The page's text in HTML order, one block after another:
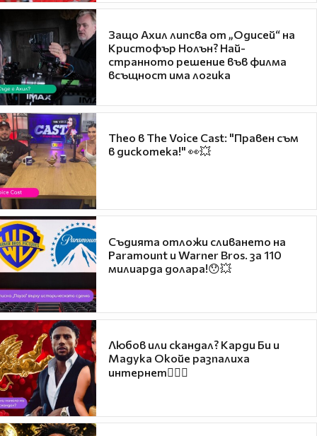
Защо Ахил липсва от „Одисей“ на
Кристофър Нолън? Най-
странното решение във филма
всъщност има логика
Theo в The Voice Cast: "Правен съм
в дискотека!" 👀💥
Съдията отложи сливането на
Paramount и Warner Bros. за 110
милиарда долара!😯💥
Любов или скандал? Карди Би и
Мадука Окойе разпалиха
интернет❤️‍🔥🔥